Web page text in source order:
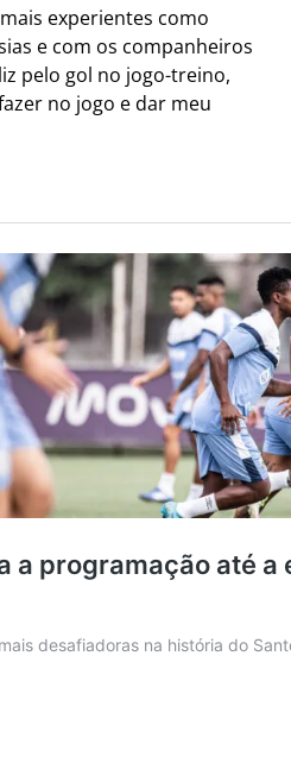
experientes como
e com os companheiros
pelo gol no jogo-treino,
no jogo e dar meu